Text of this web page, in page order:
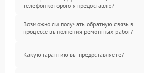
телефон которого я предоставлю?
Возможно ли получать обратную связь в
процессе выполнения ремонтных работ?
Какую гарантию вы предоставляете?